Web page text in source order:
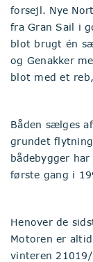
forsejl. Nye
fra Gran Sail i
blot brugt én
og Genakker
blot med et
Båden sælges
grundet
bådebygger
første gang i
Henover de
Motoren er
vinteren